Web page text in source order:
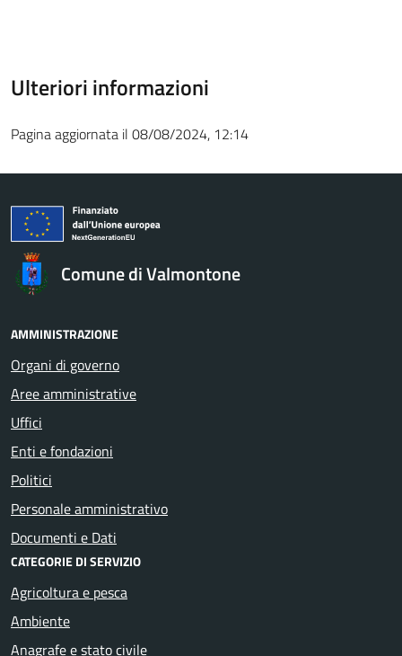
Ulteriori informazioni
Pagina aggiornata il 08/08/2024, 12:14
Comune di Valmontone
AMMINISTRAZIONE
Organi di governo
Aree amministrative
Uffici
Enti e fondazioni
Politici
Personale amministrativo
Documenti e Dati
CATEGORIE DI SERVIZIO
Agricoltura e pesca
Ambiente
Anagrafe e stato civile